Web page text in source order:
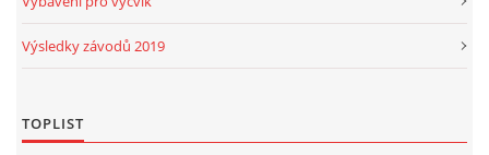
Výsledky závodů 2019
TOPLIST